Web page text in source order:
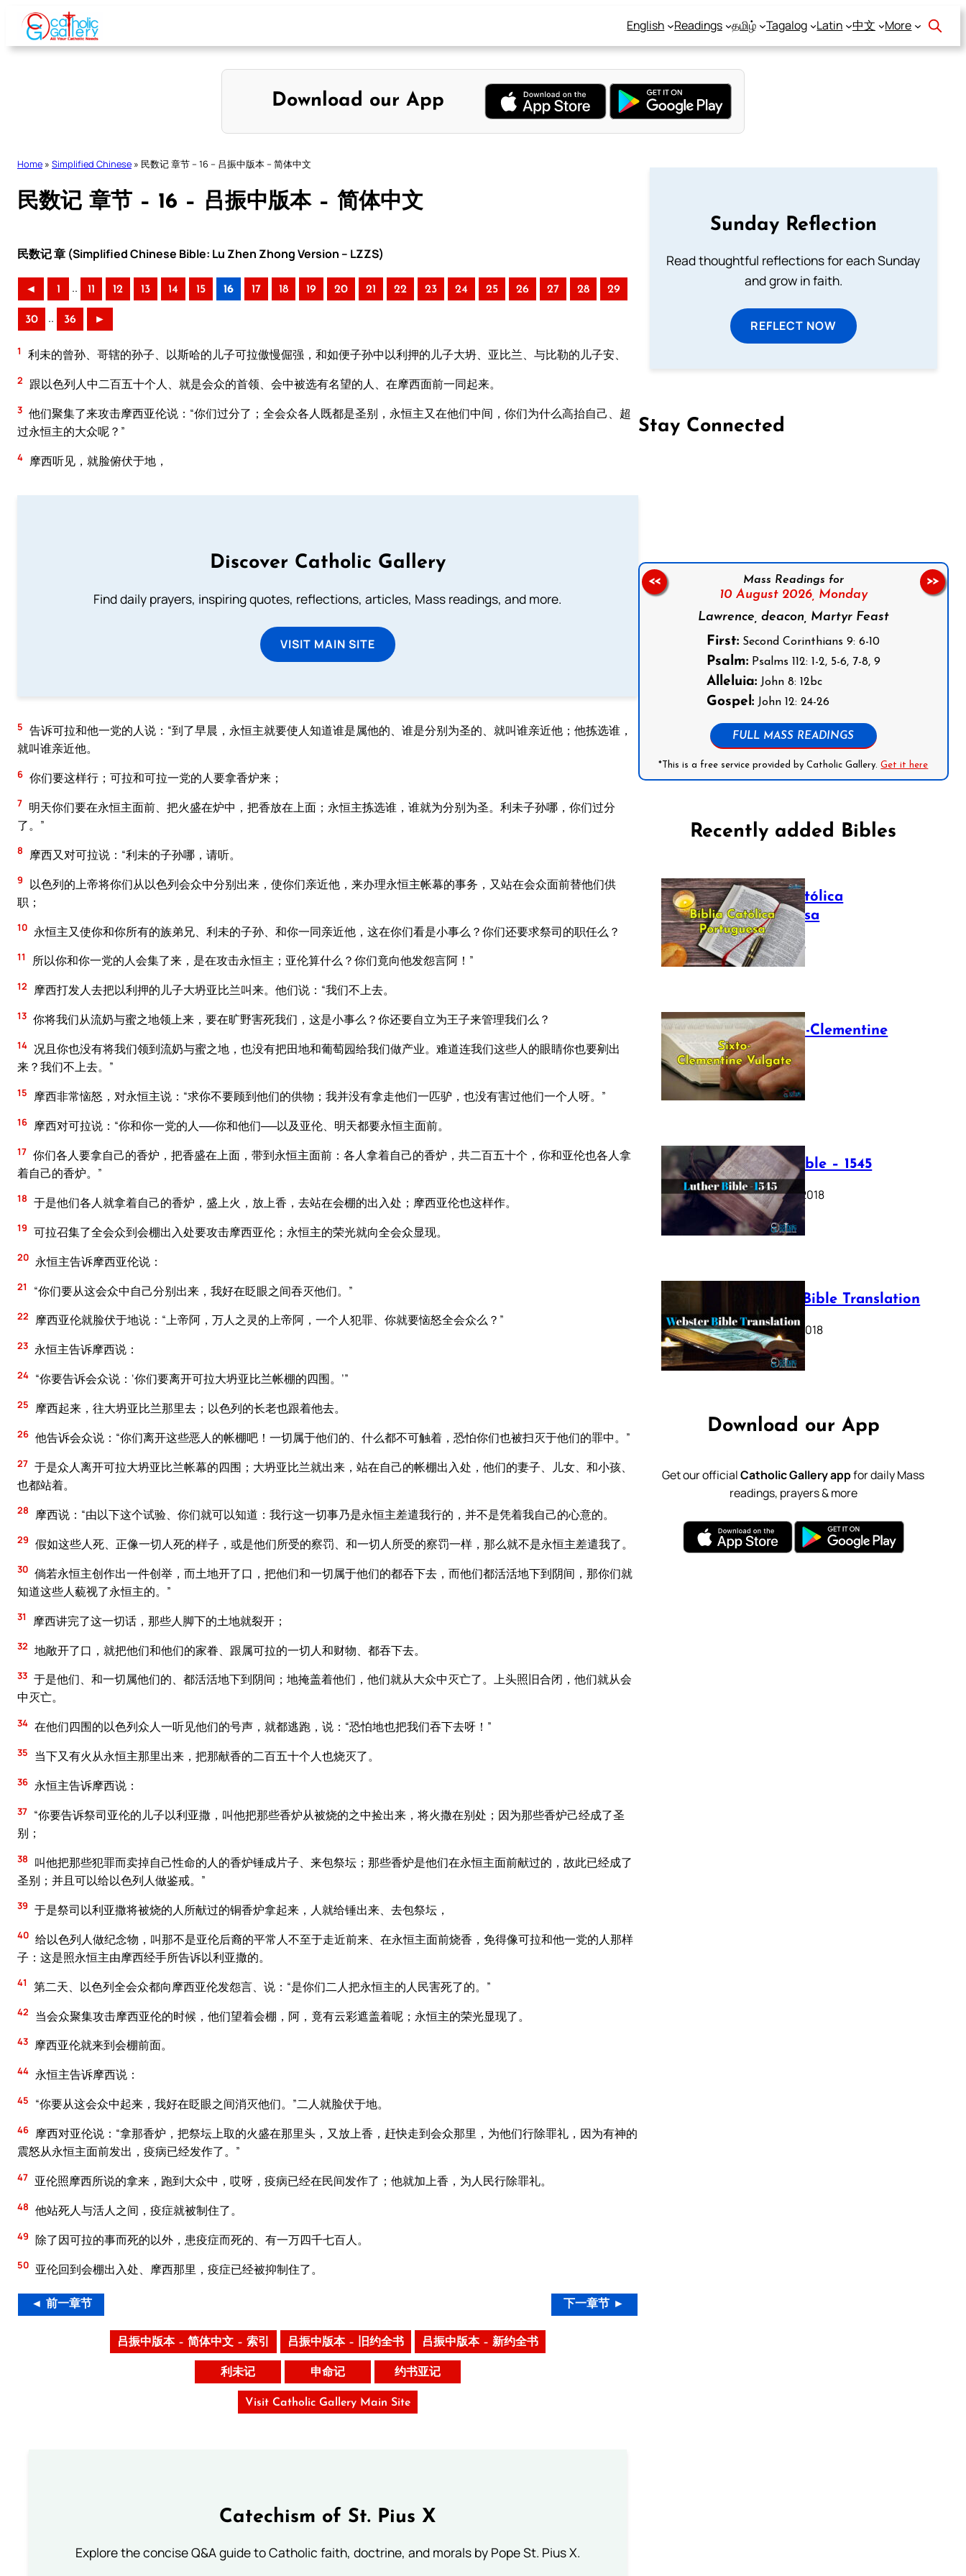
Skip
content
English Readings தமிழ் Tagalog Latin 中文 More
Download our App
Home » Simplified Chinese » 民数记 章节 – 16 – 吕振中版本 – 简体中文
民数记 章节 – 16 – 吕振中版本 – 简体中文
民数记 章 (Simplified Chinese Bible: Lu Zhen Zhong Version – LZZS)
◄ 1 .. 11 12 13 14 15 16 17 18 19 20 21 22 23 24 25 26 27 28 29
30 .. 36 ►
1 利未的曾孙、哥辖的孙子、以斯哈的儿子可拉傲慢倔强，和如便子孙中以利押的儿子大坍、亚比兰、与比勒的儿子安、
2 跟以色列人中二百五十个人、就是会众的首领、会中被选有名望的人、在摩西面前一同起来。
3 他们聚集了来攻击摩西亚伦说：“你们过分了；全会众各人既都是圣别，永恒主又在他们中间，你们为什么高抬自己、超
过永恒主的大众呢？”
4 摩西听见，就脸俯伏于地，
Discover Catholic Gallery
Find daily prayers, inspiring quotes, reflections, articles, Mass readings, and more.
VISIT MAIN SITE
5 告诉可拉和他一党的人说：“到了早晨，永恒主就要使人知道谁是属他的、谁是分别为圣的、就叫谁亲近他；他拣选谁，
就叫谁亲近他。
6 你们要这样行；可拉和可拉一党的人要拿香炉来；
7 明天你们要在永恒主面前、把火盛在炉中，把香放在上面；永恒主拣选谁，谁就为分别为圣。利未子孙哪，你们过分
了。”
8 摩西又对可拉说：“利未的子孙哪，请听。
9
以色列的上帝将你们从以色列会众中分别出来，使你们亲近他，来办理永恒主帐幕的事务，又站在会众面前替他们供
职；
10 永恒主又使你和你所有的族弟兄、利未的子孙、和你一同亲近他，这在你们看是小事么？你们还要求祭司的职任么？
11 所以你和你一党的人会集了来，是在攻击永恒主；亚伦算什么？你们竟向他发怨言阿！”
12 摩西打发人去把以利押的儿子大坍亚比兰叫来。他们说：“我们不上去。
13 你将我们从流奶与蜜之地领上来，要在旷野害死我们，这是小事么？你还要自立为王子来管理我们么？
14 况且你也没有将我们领到流奶与蜜之地，也没有把田地和葡萄园给我们做产业。难道连我们这些人的眼睛你也要剜出
来？我们不上去。”
15 摩西非常恼怒，对永恒主说：“求你不要顾到他们的供物；我并没有拿走他们一匹驴，也没有害过他们一个人呀。”
16 摩西对可拉说：“你和你一党的人──你和他们──以及亚伦、明天都要永恒主面前。
17 你们各人要拿自己的香炉，把香盛在上面，带到永恒主面前：各人拿着自己的香炉，共二百五十个，你和亚伦也各人拿
着自己的香炉。”
18 于是他们各人就拿着自己的香炉，盛上火，放上香，去站在会棚的出入处；摩西亚伦也这样作。
19 可拉召集了全会众到会棚出入处要攻击摩西亚伦；永恒主的荣光就向全会众显现。
20 永恒主告诉摩西亚伦说：
21 “你们要从这会众中自己分别出来，我好在眨眼之间吞灭他们。”
22 摩西亚伦就脸伏于地说：“上帝阿，万人之灵的上帝阿，一个人犯罪、你就要恼怒全会众么？”
23 永恒主告诉摩西说：
24 “你要告诉会众说：‘你们要离开可拉大坍亚比兰帐棚的四围。’”
25 摩西起来，往大坍亚比兰那里去；以色列的长老也跟着他去。
26 他告诉会众说：“你们离开这些恶人的帐棚吧！一切属于他们的、什么都不可触着，恐怕你们也被扫灭于他们的罪中。”
27 于是众人离开可拉大坍亚比兰帐幕的四围；大坍亚比兰就出来，站在自己的帐棚出入处，他们的妻子、儿女、和小孩、
也都站着。
28 摩西说：“由以下这个试验、你们就可以知道：我行这一切事乃是永恒主差遣我行的，并不是凭着我自己的心意的。
29 假如这些人死、正像一切人死的样子，或是他们所受的察罚、和一切人所受的察罚一样，那么就不是永恒主差遣我了。
30 倘若永恒主创作出一件创举，而土地开了口，把他们和一切属于他们的都吞下去，而他们都活活地下到阴间，那你们就
知道这些人藐视了永恒主的。”
31 摩西讲完了这一切话，那些人脚下的土地就裂开；
32 地敞开了口，就把他们和他们的家眷、跟属可拉的一切人和财物、都吞下去。
33 于是他们、和一切属他们的、都活活地下到阴间；地掩盖着他们，他们就从大众中灭亡了。上头照旧合闭，他们就从会
中灭亡。
34 在他们四围的以色列众人一听见他们的号声，就都逃跑，说：“恐怕地也把我们吞下去呀！”
35 当下又有火从永恒主那里出来，把那献香的二百五十个人也烧灭了。
36 永恒主告诉摩西说：
37 “你要告诉祭司亚伦的儿子以利亚撒，叫他把那些香炉从被烧的之中捡出来，将火撒在别处；因为那些香炉己经成了圣
别；
38
叫他把那些犯罪而卖掉自己性命的人的香炉锤成片子、来包祭坛；那些香炉是他们在永恒主面前献过的，故此已经成了
圣别；并且可以给以色列人做鉴戒。”
39 于是祭司以利亚撒将被烧的人所献过的铜香炉拿起来，人就给锤出来、去包祭坛，
40 给以色列人做纪念物，叫那不是亚伦后裔的平常人不至于走近前来、在永恒主面前烧香，免得像可拉和他一党的人那样
子：这是照永恒主由摩西经手所告诉以利亚撒的。
41 第二天、以色列全会众都向摩西亚伦发怨言、说：“是你们二人把永恒主的人民害死了的。”
42 当会众聚集攻击摩西亚伦的时候，他们望着会棚，阿，竟有云彩遮盖着呢；永恒主的荣光显现了。
43 摩西亚伦就来到会棚前面。
44 永恒主告诉摩西说：
45 “你要从这会众中起来，我好在眨眼之间消灭他们。”二人就脸伏于地。
46 摩西对亚伦说：“拿那香炉，把祭坛上取的火盛在那里头，又放上香，赶快走到会众那里，为他们行除罪礼，因为有神的
震怒从永恒主面前发出，疫病已经发作了。”
47 亚伦照摩西所说的拿来，跑到大众中，哎呀，疫病已经在民间发作了；他就加上香，为人民行除罪礼。
48 他站死人与活人之间，疫症就被制住了。
49 除了因可拉的事而死的以外，患疫症而死的、有一万四千七百人。
50 亚伦回到会棚出入处、摩西那里，疫症已经被抑制住了。
◄ 前一章节 下一章节 ►
吕振中版本 – 简体中文 – 索引 吕振中版本 – 旧约全书 吕振中版本 – 新约全书
利未记 申命记 约书亚记
Visit Catholic Gallery Main Site
Catechism of St. Pius X
Explore the concise Q&A guide to Catholic faith, doctrine, and morals by Pope St. Pius X.
Sunday Reflection
Read thoughtful reflections for each Sunday
and grow in faith.
REFLECT NOW
Stay Connected
Follow us on Facebook
Mass Readings for
10 August 2026, Monday
Lawrence, deacon, Martyr Feast
First:Second Corinthians 9: 6-10
Psalm:Psalms 112: 1-2, 5-6, 7-8, 9
Alleluia:John 8: 12bc
Gospel:John 12: 24-26
FULL MASS READINGS
*This is a free service provided by Catholic Gallery.Get it here
<< >>
Recently added Bibles
Bíblia Católica
Portuguesa
July 16, 2025
The Sixto-Clementine
Vulgate
July 12, 2025
Luther Bible – 1545
October 17, 2018
Webster Bible Translation
October 11, 2018
Download our App
Get our officialCatholic Gallery appfor daily Mass
readings, prayers & more